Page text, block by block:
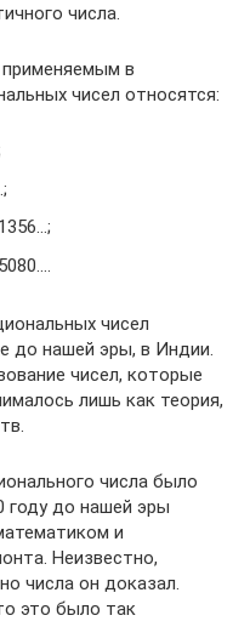
числа.
в
чисел относятся:
чисел
до нашей эры, в Индии.
чисел, которые
лишь как теория,
числа было
году до нашей эры
и
Неизвестно,
числа он доказал.
это было так